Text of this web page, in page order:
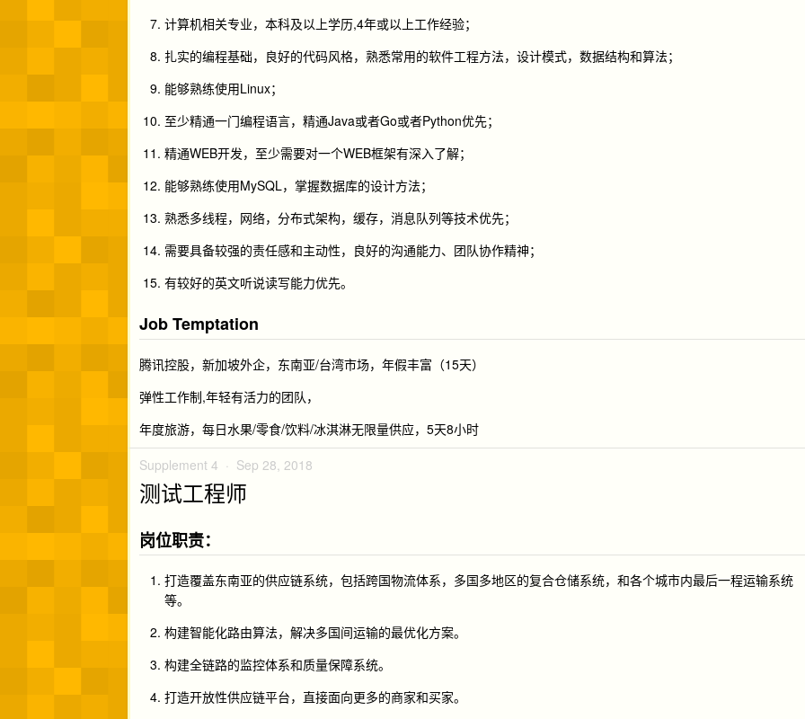
计算机相关专业，本科及以上学历,4年或以上工作经验；
扎实的编程基础，良好的代码风格，熟悉常用的软件工程方法，设计模式，数据结构和算法；
能够熟练使用Linux；
至少精通一门编程语言，精通Java或者Go或者Python优先；
精通WEB开发，至少需要对一个WEB框架有深入了解；
能够熟练使用MySQL，掌握数据库的设计方法；
熟悉多线程，网络，分布式架构，缓存，消息队列等技术优先；
需要具备较强的责任感和主动性，良好的沟通能力、团队协作精神；
有较好的英文听说读写能力优先。
Job Temptation
腾讯控股，新加坡外企，东南亚/台湾市场，年假丰富（15天）
弹性工作制,年轻有活力的团队，
年度旅游，每日水果/零食/饮料/冰淇淋无限量供应，5天8小时
Supplement 4 · Sep 28, 2018
测试工程师
岗位职责：
打造覆盖东南亚的供应链系统，包括跨国物流体系，多国多地区的复合仓储系统，和各个城市内最后一程运输系统
等。
构建智能化路由算法，解决多国间运输的最优化方案。
构建全链路的监控体系和质量保障系统。
打造开放性供应链平台，直接面向更多的商家和买家。